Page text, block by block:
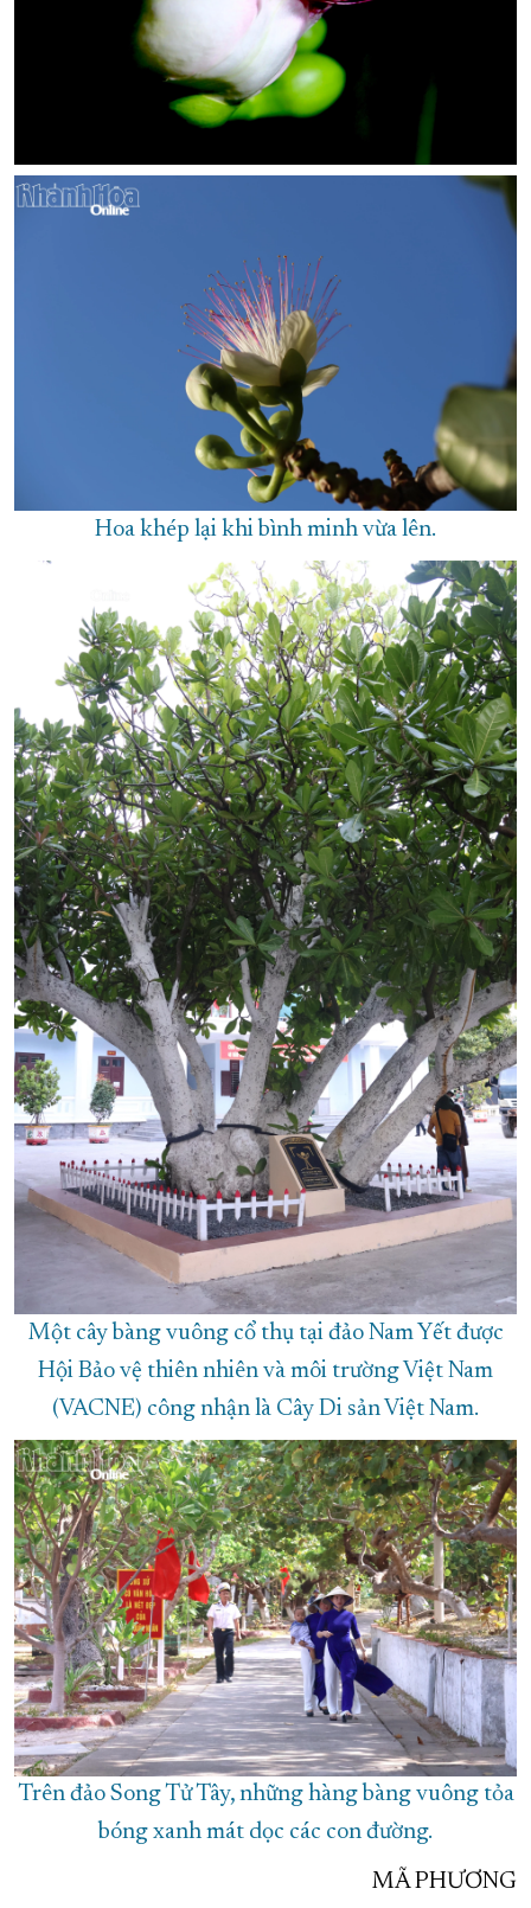
Hoa khép lại khi bình minh vừa lên.
Một cây bàng vuông cổ thụ tại đảo Nam Yết được
Hội Bảo vệ thiên nhiên và môi trường Việt Nam
(VACNE) công nhận là Cây Di sản Việt Nam.
Trên đảo Song Tử Tây, những hàng bàng vuông tỏa
bóng xanh mát dọc các con đường.
MÃ PHƯƠNG